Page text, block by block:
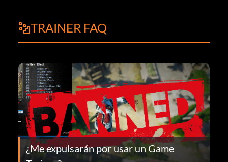
TRAINER FAQ
¿Me expulsarán por usar un Game